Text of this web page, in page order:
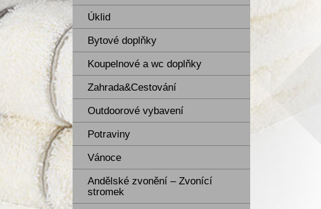
Úklid
Bytové doplňky
Koupelnové a wc doplňky
Zahrada&Cestování
Outdoorové vybavení
Potraviny
Vánoce
Andělské zvonění – Zvonící
stromek